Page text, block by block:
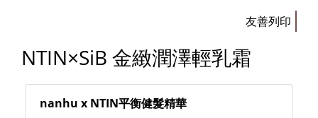
NTIN×SiB 金緻潤澤輕乳霜
nanhu x NTIN平衡健髮精華